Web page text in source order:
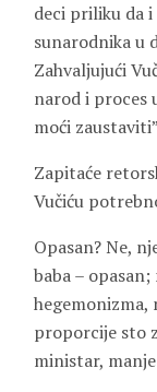
deci priliku da
sunarodnika u
Zahvaljujući
narod i proces
moći
Zapitaće
Vučiću
Opasan? Ne,
baba –
hegemonizma,
proporcije sto
ministar,